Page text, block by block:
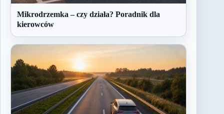
Mikrodrzemka – czy działa? Poradnik dla
kierowców